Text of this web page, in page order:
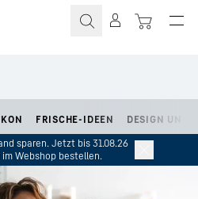
FRISCHE-IDEEN
DESIGN UND
sparen. Jetzt bis 31.08.26
Webshop bestellen.